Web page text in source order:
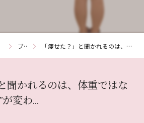
ブログ 「痩せた？」と聞かれるのは、体重ではなく”シルエット”が変わ...
聞かれるのは、体重ではな
が変わ...